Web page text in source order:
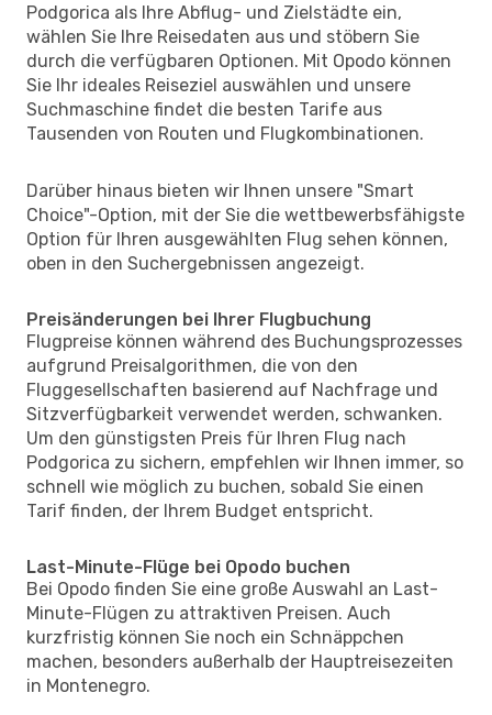
Podgorica als Ihre Abflug- und Zielstädte ein,
wählen Sie Ihre Reisedaten aus und stöbern Sie
durch die verfügbaren Optionen. Mit Opodo können
Sie Ihr ideales Reiseziel auswählen und unsere
Suchmaschine findet die besten Tarife aus
Tausenden von Routen und Flugkombinationen.
Darüber hinaus bieten wir Ihnen unsere "Smart
Choice"-Option, mit der Sie die wettbewerbsfähigste
Option für Ihren ausgewählten Flug sehen können,
oben in den Suchergebnissen angezeigt.
Preisänderungen bei Ihrer Flugbuchung
Flugpreise können während des Buchungsprozesses
aufgrund Preisalgorithmen, die von den
Fluggesellschaften basierend auf Nachfrage und
Sitzverfügbarkeit verwendet werden, schwanken.
Um den günstigsten Preis für Ihren Flug nach
Podgorica zu sichern, empfehlen wir Ihnen immer, so
schnell wie möglich zu buchen, sobald Sie einen
Tarif finden, der Ihrem Budget entspricht.
Last-Minute-Flüge bei Opodo buchen
Bei Opodo finden Sie eine große Auswahl an Last-
Minute-Flügen zu attraktiven Preisen. Auch
kurzfristig können Sie noch ein Schnäppchen
machen, besonders außerhalb der Hauptreisezeiten
in Montenegro.